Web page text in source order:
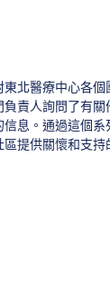
北醫療中心各
責人詢問了有
息。通過這個
提供關懷和支持